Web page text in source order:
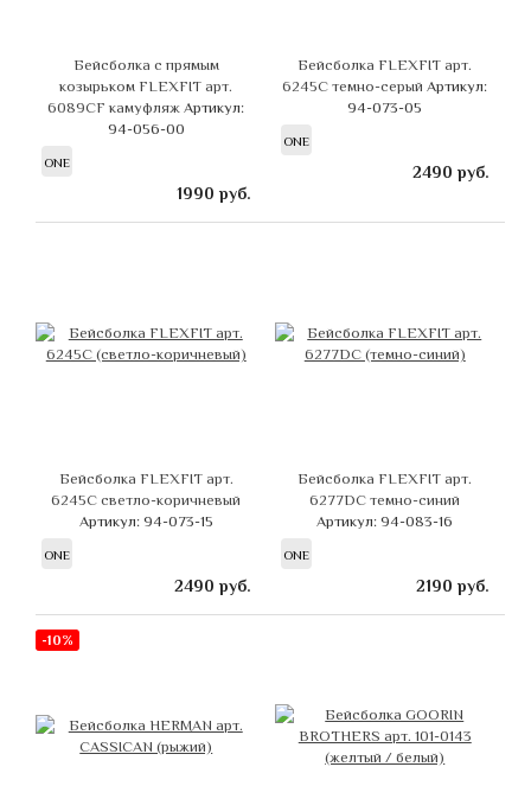
Бейсболка с прямым
козырьком FLEXFIT арт.
6089CF камуфляжАртикул:
94-056-00
ONE
1990 руб.
Бейсболка FLEXFIT арт.
6245C темно-серыйАртикул:
94-073-05
ONE
2490 руб.
Бейсболка FLEXFIT арт.
6245C светло-коричневый
Артикул: 94-073-15
ONE
2490 руб.
Бейсболка FLEXFIT арт.
6277DC темно-синий
Артикул: 94-083-16
ONE
2190 руб.
-10%